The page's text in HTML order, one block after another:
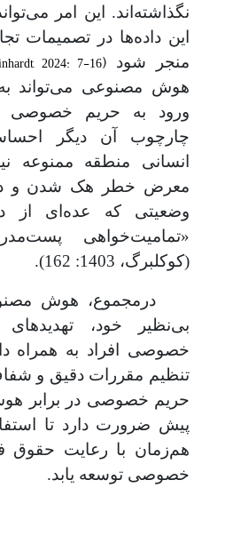
نگذاشته‌اند. این امر
این داده‌ها در تصمیمات
منجر شود (
2024: 7-16
هوش مصنوعی میتواند
ورود به حریم خصوصی
چارچوب آن دیگر
انسانی منطقه ممنوعه
معرض خطر هک شدن و
وضعیتی که عده ای از
«تمامیتخواهی
(کوکلبرگ، 1403: 162).
درمجموع، هوش
بی‌نظیر خود،
خصوصی افراد به همراه
تنظیم مقررات دقیق و
حریم خصوصی در برابر
پیش ضرورت دارد تا
هم‌زمان با رعایت
خصوصی توسعه یابد.